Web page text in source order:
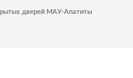
дверей МАУ-Апатиты